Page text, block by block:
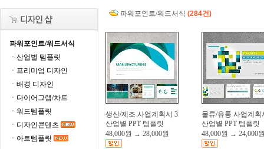
파워포인트/워드서식
ㆍ산업별 템플릿
ㆍ프리미엄 디자인
ㆍ배경 디자인
ㆍ다이어그램/차트
ㆍ워드템플릿
ㆍ디자인콘텐츠
ㆍ아트템플릿
파워포인트/워드서식 (284건)
생산/제조 사업계획서 3
산업별 PPT 템플릿
48,000원 → 28,000원
물류/유통 사업계획
산업별 PPT 템플릿
48,000원 → 24,000